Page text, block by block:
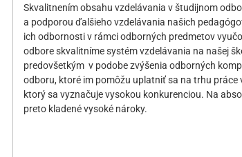
Skvalitnením obsahu vzdelávania v študijnom
a podporou ďalšieho vzdelávania našich
ich odbornosti v rámci odborných predmetov
odbore skvalitníme systém vzdelávania na našej
predovšetkým v podobe zvýšenia odborných
odboru, ktoré im pomôžu uplatniť sa na trhu práce
ktorý sa vyznačuje vysokou konkurenciou. Na
preto kladené vysoké nároky.